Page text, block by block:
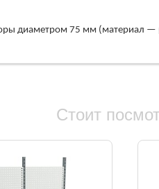
диаметром 75 мм (материал —
Стоит